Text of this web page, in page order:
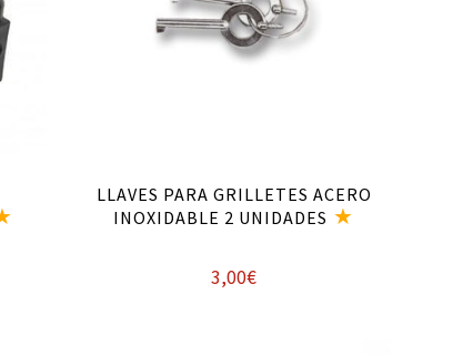
LLAVES PARA GRILLETES ACERO
INOXIDABLE 2 UNIDADES
3,00€